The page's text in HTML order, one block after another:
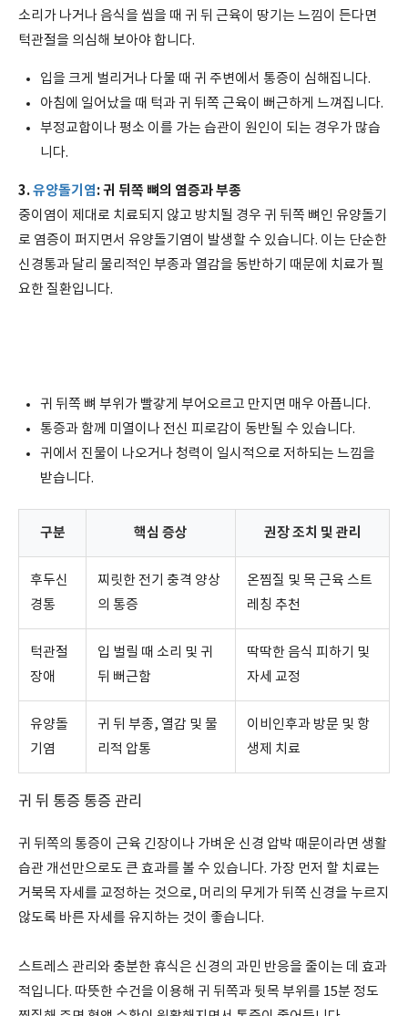
소리가 나거나 음식을 씹을 때 귀 뒤 근육이 땅기는 느낌이 든다면
턱관절을 의심해 보아야 합니다.
입을 크게 벌리거나 다물 때 귀 주변에서 통증이 심해집니다.
아침에 일어났을 때 턱과 귀 뒤쪽 근육이 뻐근하게 느껴집니다.
부정교합이나 평소 이를 가는 습관이 원인이 되는 경우가 많습
니다.
3.유양돌기염: 귀 뒤쪽 뼈의 염증과 부종
중이염이 제대로 치료되지 않고 방치될 경우 귀 뒤쪽 뼈인 유양돌기
로 염증이 퍼지면서 유양돌기염이 발생할 수 있습니다. 이는 단순한
신경통과 달리 물리적인 부종과 열감을 동반하기 때문에 치료가 필
요한 질환입니다.
귀 뒤쪽 뼈 부위가 빨갛게 부어오르고 만지면 매우 아픕니다.
통증과 함께 미열이나 전신 피로감이 동반될 수 있습니다.
귀에서 진물이 나오거나 청력이 일시적으로 저하되는 느낌을
받습니다.
구분 핵심 증상 권장 조치 및 관리
후두신
경통
찌릿한 전기 충격 양상
의 통증
온찜질 및 목 근육 스트
레칭 추천
턱관절
장애
입 벌릴 때 소리 및 귀
뒤 뻐근함
딱딱한 음식 피하기 및
자세 교정
유양돌
기염
귀 뒤 부종, 열감 및 물
리적 압통
이비인후과 방문 및 항
생제 치료
귀 뒤 통증 통증 관리
귀 뒤쪽의 통증이 근육 긴장이나 가벼운 신경 압박 때문이라면 생활
습관 개선만으로도 큰 효과를 볼 수 있습니다. 가장 먼저 할 치료는
거북목 자세를 교정하는 것으로, 머리의 무게가 뒤쪽 신경을 누르지
않도록 바른 자세를 유지하는 것이 좋습니다.
스트레스 관리와 충분한 휴식은 신경의 과민 반응을 줄이는 데 효과
적입니다. 따뜻한 수건을 이용해 귀 뒤쪽과 뒷목 부위를 15분 정도